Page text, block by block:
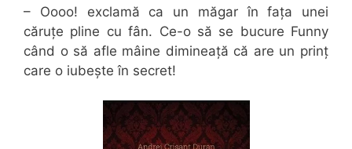
– Oooo! exclamă ca un măgar în fața unei
căruțe pline cu fân. Ce-o să se bucure Funny
când o să afle mâine dimineață că are un prinț
care o iubește în secret!